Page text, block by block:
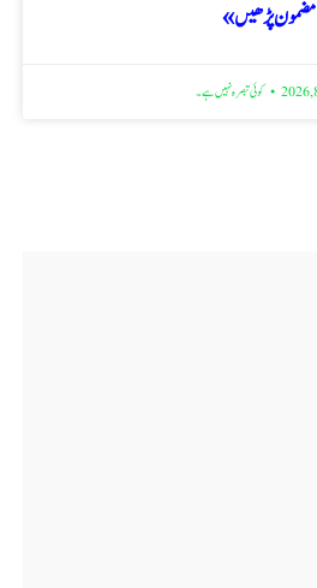
مضمون پڑھیں »
کوئی تبصرہ نہیں ہے۔